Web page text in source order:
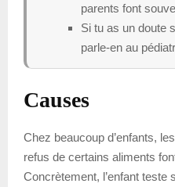
parents font
Si tu as un doute
parle-en au
Causes
Chez beaucoup d’enfants,
refus de certains aliments
Concrètement, l’enfant teste